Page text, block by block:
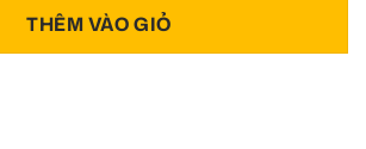
THÊM VÀO GIỎ